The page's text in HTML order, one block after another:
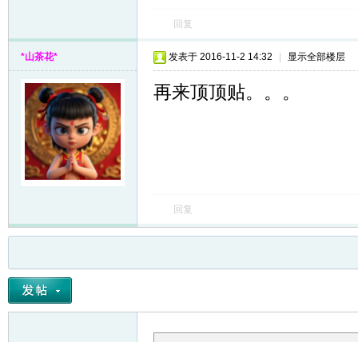
回复
*山茶花* 发表于 2016-11-2 14:32 显示全部楼层
再来顶顶贴。。。
回复